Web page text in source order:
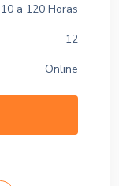
10 a 120 Horas
12
Online